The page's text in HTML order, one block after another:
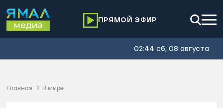
ПРЯМОЙ ЭФИР
02:44 сб, 08 августа
Главная В мире